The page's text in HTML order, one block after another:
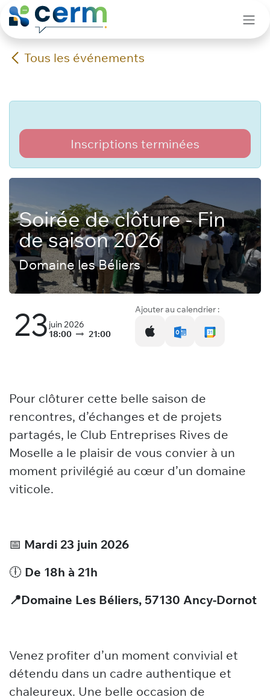
Se rendre au contenu
Tous les événements
Inscriptions terminées
Soirée de clôture - Fin
de saison 2026
Domaine les Béliers
23 juin 2026
18:00
21:00
Ajouter au calendrier :
Pour clôturer cette belle saison de
rencontres, d’échanges et de projets
partagés, le Club Entreprises Rives de
Moselle a le plaisir de vous convier à un
moment privilégié au cœur d’un domaine
viticole.
📅 Mardi 23 juin 2026
🕕 De 18h à 21h
📍Domaine Les Béliers, 57130 Ancy-Dornot
Venez profiter d’un moment convivial et
détendu dans un cadre authentique et
chaleureux. Une belle occasion de